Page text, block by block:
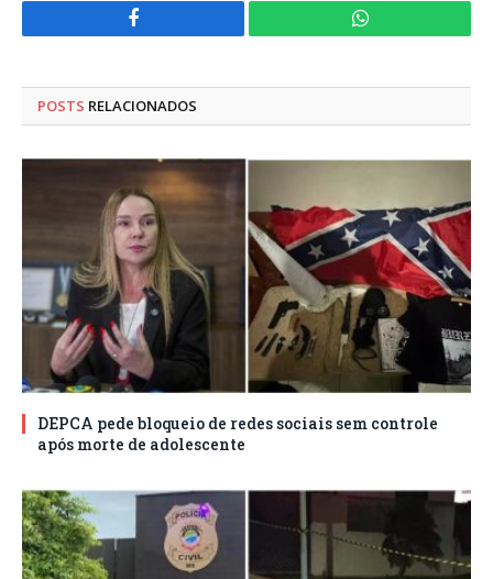
Facebook WhatsApp
POSTS RELACIONADOS
DEPCA pede bloqueio de redes sociais sem controle
após morte de adolescente